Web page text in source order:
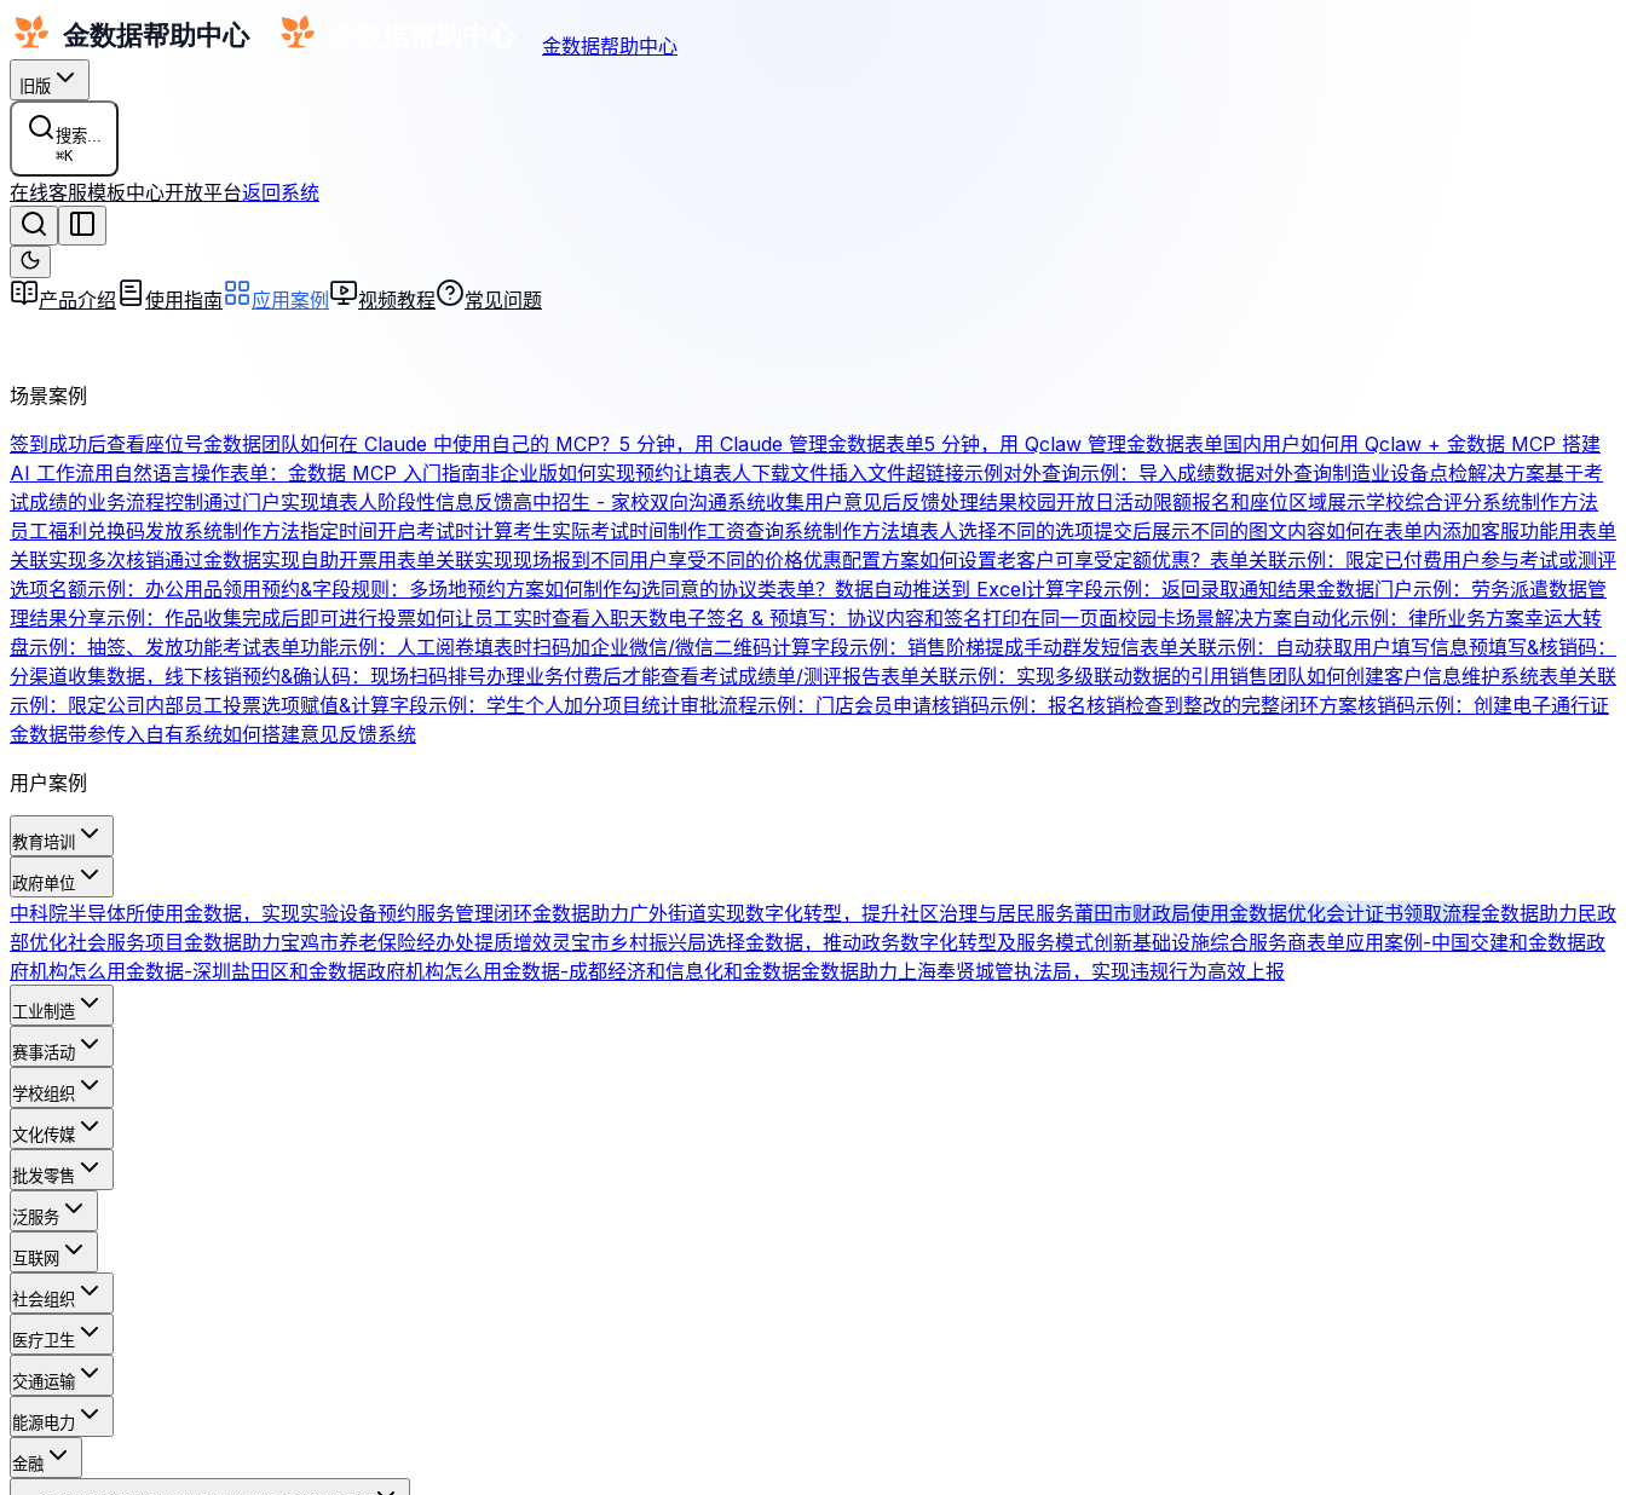
金数据帮助中心
旧版
搜索...
⌘K
在线客服模板中心开放平台返回系统
产品介绍 使用指南 应用案例 视频教程 常见问题
场景案例
签到成功后查看座位号金数据团队如何在 Claude 中使用自己的 MCP？ 5 分钟，用 Claude 管理金数据表单5 分钟，用 Qclaw 管理金数据表单国内用户如何用 Qclaw + 金数据 MCP 搭建
AI 工作流用自然语言操作表单：金数据 MCP 入门指南非企业版如何实现预约让填表人下载文件插入文件超链接示例 对外查询示例：导入成绩数据对外查询制造业设备点检解决方案基于考
试成绩的业务流程控制 通过门户实现填表人阶段性信息反馈高中招生 - 家校双向沟通系统收集用户意见后反馈处理结果校园开放日活动限额报名和座位区域展示学校综合评分系统制作方法
员工福利兑换码发放系统制作方法指定时间开启考试时计算考生实际考试时间制作工资查询系统制作方法填表人选择不同的选项提交后展示不同的图文内容如何在表单内添加客服功能用表单
关联实现多次核销通过金数据实现自助开票用表单关联实现现场报到 不同用户享受不同的价格优惠配置方案如何设置老客户可享受定额优惠？ 表单关联示例：限定已付费用户参与考试或测评
选项名额示例：办公用品领用预约&字段规则：多场地预约方案如何制作勾选同意的协议类表单？ 数据自动推送到 Excel计算字段示例：返回录取通知结果金数据门户示例：劳务派遣数据管
理结果分享示例：作品收集完成后即可进行投票如何让员工实时查看入职天数电子签名 & 预填写：协议内容和签名打印在同一页面校园卡场景解决方案自动化示例：律所业务方案幸运大转
盘示例：抽签、发放功能考试表单功能示例：人工阅卷填表时扫码加企业微信/微信二维码计算字段示例：销售阶梯提成手动群发短信表单关联示例：自动获取用户填写信息预填写&核销码：
分渠道收集数据，线下核销预约&确认码：现场扫码排号办理业务付费后才能查看考试成绩单/测评报告表单关联示例：实现多级联动数据的引用销售团队如何创建客户信息维护系统表单关联
示例：限定公司内部员工投票选项赋值&计算字段示例：学生个人加分项目统计审批流程示例：门店会员申请核销码示例：报名核销检查到整改的完整闭环方案核销码示例：创建电子通行证
金数据带参传入自有系统如何搭建意见反馈系统
用户案例
教育培训
政府单位
中科院半导体所使用金数据，实现实验设备预约服务管理闭环金数据助力广外街道实现数字化转型，提升社区治理与居民服务莆田市财政局使用金数据优化会计证书领取流程金数据助力民政
部优化社会服务项目金数据助力宝鸡市养老保险经办处提质增效灵宝市乡村振兴局选择金数据，推动政务数字化转型及服务模式创新基础设施综合服务商表单应用案例-中国交建和金数据政
府机构怎么用金数据-深圳盐田区和金数据政府机构怎么用金数据-成都经济和信息化和金数据金数据助力上海奉贤城管执法局，实现违规行为高效上报
工业制造
赛事活动
学校组织
文化传媒
批发零售
泛服务
互联网
社会组织
医疗卫生
交通运输
能源电力
金融